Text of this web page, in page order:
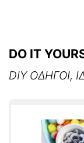
DO IT
DIY ΟΔΗΓΟΙ,